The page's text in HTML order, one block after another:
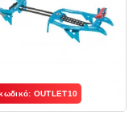
OUTLET10